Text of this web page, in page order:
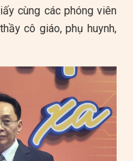
cùng các phóng viên
cô giáo, phụ huynh,